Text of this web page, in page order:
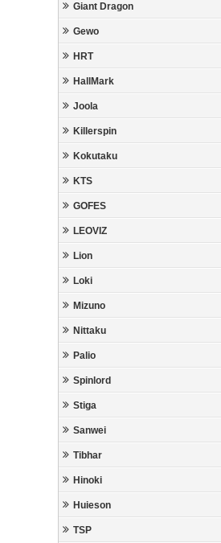
Giant Dragon
Gewo
HRT
HallMark
Joola
Killerspin
Kokutaku
KTS
GOFES
LEOVIZ
Lion
Loki
Mizuno
Nittaku
Palio
Spinlord
Stiga
Sanwei
Tibhar
Hinoki
Huieson
TSP